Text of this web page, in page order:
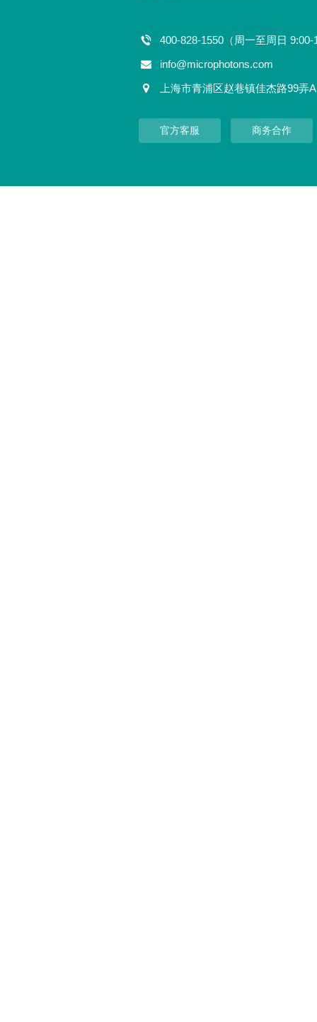
400-828-1550（周一至周日 9:00-
info@microphotons.com
上海市青浦区赵巷镇佳杰路99弄
官方客服 商务合作